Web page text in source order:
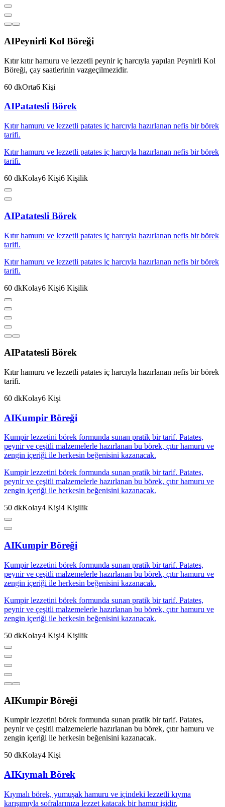
AIPeynirli Kol Böreği
Kıtır kıtır hamuru ve lezzetli peynir iç harcıyla yapılan Peynirli Kol
Böreği, çay saatlerinin vazgeçilmezidir.
60 dkOrta6 Kişi
AIPatatesli Börek
Kıtır hamuru ve lezzetli patates iç harcıyla hazırlanan nefis bir börek
tarifi.
Kıtır hamuru ve lezzetli patates iç harcıyla hazırlanan nefis bir börek
tarifi.
60 dkKolay6 Kişi6 Kişilik
AIPatatesli Börek
Kıtır hamuru ve lezzetli patates iç harcıyla hazırlanan nefis bir börek
tarifi.
Kıtır hamuru ve lezzetli patates iç harcıyla hazırlanan nefis bir börek
tarifi.
60 dkKolay6 Kişi6 Kişilik
AIPatatesli Börek
Kıtır hamuru ve lezzetli patates iç harcıyla hazırlanan nefis bir börek
tarifi.
60 dkKolay6 Kişi
AIKumpir Böreği
Kumpir lezzetini börek formunda sunan pratik bir tarif. Patates,
peynir ve çeşitli malzemelerle hazırlanan bu börek, çıtır hamuru ve
zengin içeriği ile herkesin beğenisini kazanacak.
Kumpir lezzetini börek formunda sunan pratik bir tarif. Patates,
peynir ve çeşitli malzemelerle hazırlanan bu börek, çıtır hamuru ve
zengin içeriği ile herkesin beğenisini kazanacak.
50 dkKolay4 Kişi4 Kişilik
AIKumpir Böreği
Kumpir lezzetini börek formunda sunan pratik bir tarif. Patates,
peynir ve çeşitli malzemelerle hazırlanan bu börek, çıtır hamuru ve
zengin içeriği ile herkesin beğenisini kazanacak.
Kumpir lezzetini börek formunda sunan pratik bir tarif. Patates,
peynir ve çeşitli malzemelerle hazırlanan bu börek, çıtır hamuru ve
zengin içeriği ile herkesin beğenisini kazanacak.
50 dkKolay4 Kişi4 Kişilik
AIKumpir Böreği
Kumpir lezzetini börek formunda sunan pratik bir tarif. Patates,
peynir ve çeşitli malzemelerle hazırlanan bu börek, çıtır hamuru ve
zengin içeriği ile herkesin beğenisini kazanacak.
50 dkKolay4 Kişi
AIKıymalı Börek
Kıymalı börek, yumuşak hamuru ve içindeki lezzetli kıyma
karışımıyla sofralarınıza lezzet katacak bir hamur işidir.